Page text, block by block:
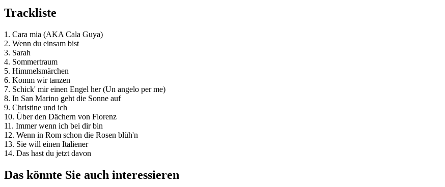
Trackliste
1. Cara mia (AKA Cala Guya)
2. Wenn du einsam bist
3. Sarah
4. Sommertraum
5. Himmelsmärchen
6. Komm wir tanzen
7. Schick' mir einen Engel her (Un angelo per me)
8. In San Marino geht die Sonne auf
9. Christine und ich
10. Über den Dächern von Florenz
11. Immer wenn ich bei dir bin
12. Wenn in Rom schon die Rosen blüh'n
13. Sie will einen Italiener
14. Das hast du jetzt davon
Das könnte Sie auch interessieren